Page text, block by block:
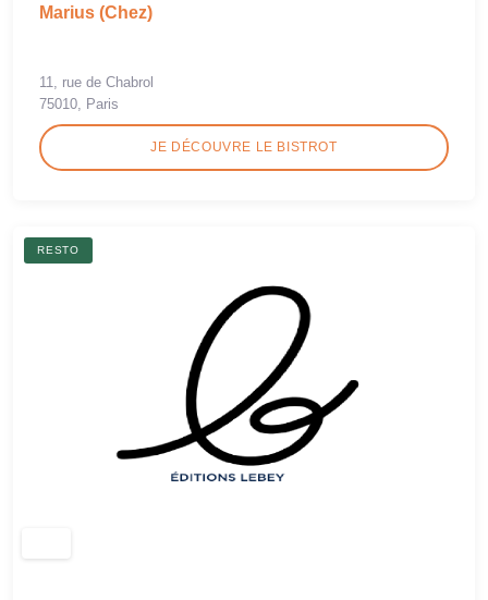
Marius (Chez)
11, rue de Chabrol
75010, Paris
JE DÉCOUVRE LE BISTROT
RESTO